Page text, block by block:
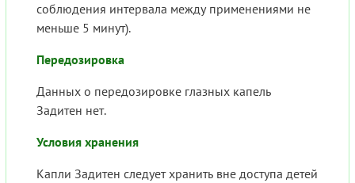
соблюдения интервала между применениями не
меньше 5 минут).
Передозировка
Данных о передозировке глазных капель
Задитен нет.
Условия хранения
Капли Задитен следует хранить вне доступа детей